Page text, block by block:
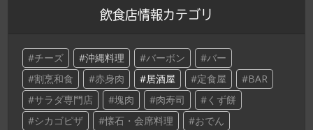
飲食店情報カテゴリ
チーズ 沖縄料理 バーボン
バー
割烹和食
赤身肉 居酒屋 定食屋
BAR
サラダ専門店
塊肉 肉寿司
くず餅
シカゴピザ
懐石・会席料理
おでん